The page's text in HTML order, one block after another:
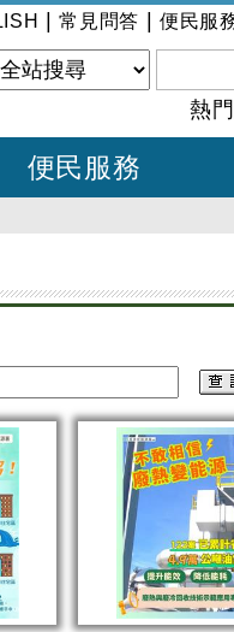
|常見問答 便民服
熱
便民服務